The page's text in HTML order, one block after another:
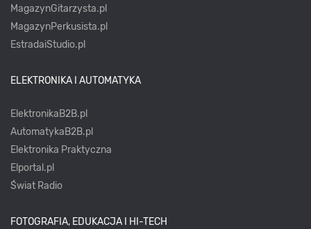
MagazynGitarzysta.pl
MagazynPerkusista.pl
EstradaiStudio.pl
ELEKTRONIKA I AUTOMATYKA
ElektronikaB2B.pl
AutomatykaB2B.pl
Elektronika Praktyczna
Elportal.pl
Świat Radio
FOTOGRAFIA, EDUKACJA I HI-TECH